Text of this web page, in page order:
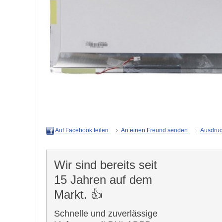
Auf Facebook teilen An einen Freund senden
Wir sind bereits seit
15 Jahren auf dem
Markt. 👍
Schnelle und zuverlässige